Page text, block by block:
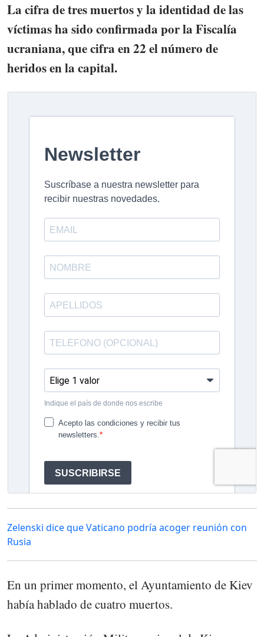
La cifra de tres muertos y la identidad de las
víctimas ha sido confirmada por la Fiscalía
ucraniana, que cifra en 22 el número de
heridos en la capital.
Zelenski dice que Vaticano podría acoger reunión con
Rusia
En un primer momento, el Ayuntamiento de Kiev
había hablado de cuatro muertos.